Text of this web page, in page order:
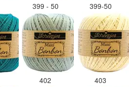
399 - 50 399-50
402 403